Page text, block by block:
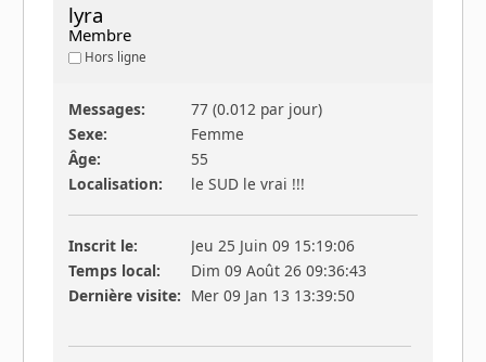
lyra
Membre
Hors ligne
Messages:
77 (0.012 par jour)
Sexe:
Femme
Âge:
55
Localisation:
le SUD le vrai !!!
Inscrit le:
Jeu 25 Juin 09 15:19:06
Temps local:
Dim 09 Août 26 09:36:43
Dernière visite: Mer 09 Jan 13 13:39:50